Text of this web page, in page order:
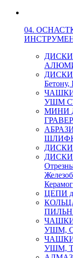
04.
ДИСКИ
УШМ
МИНИ
ЦЕПИ
УШМ,
УШМ,